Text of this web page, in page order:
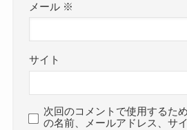
メール ※
サイト
次回のコメントで使用するた
の名前、メールアドレス、サ